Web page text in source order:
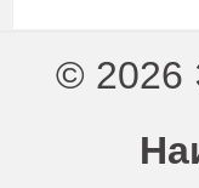
© 2026